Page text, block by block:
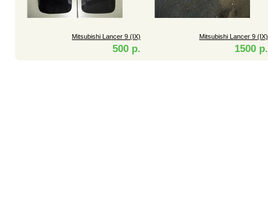
Mitsubishi Lancer 9 (IX)
500 р.
Mitsubishi Lancer 9 (IX)
1500 р.